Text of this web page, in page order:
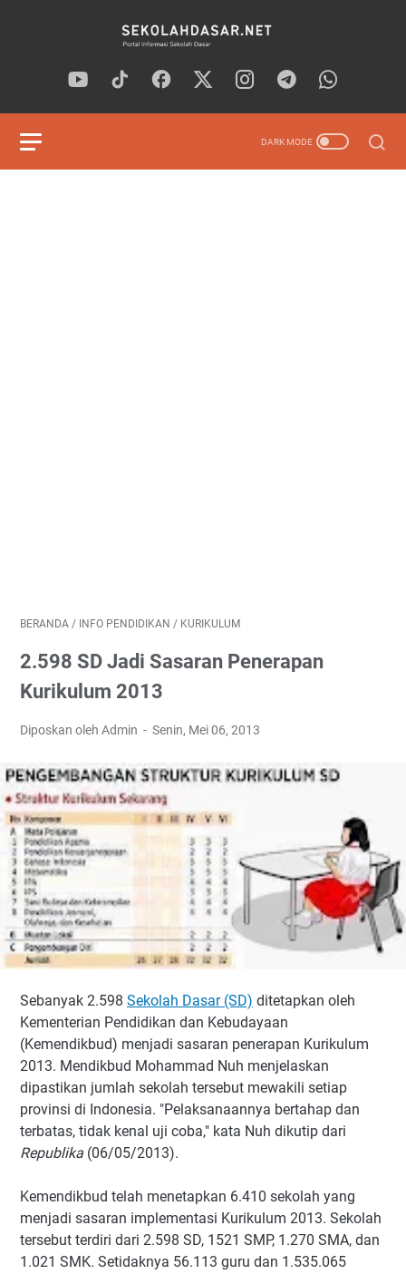
BERANDA / INFO PENDIDIKAN / KURIKULUM
2.598 SD Jadi Sasaran Penerapan
Kurikulum 2013
Diposkan oleh Admin Senin, Mei 06, 2013
Sebanyak 2.598 Sekolah Dasar (SD) ditetapkan oleh
Kementerian Pendidikan dan Kebudayaan
(Kemendikbud) menjadi sasaran penerapan Kurikulum
2013. Mendikbud Mohammad Nuh menjelaskan
dipastikan jumlah sekolah tersebut mewakili setiap
provinsi di Indonesia. "Pelaksanaannya bertahap dan
terbatas, tidak kenal uji coba," kata Nuh dikutip dari
Republika (06/05/2013).
Kemendikbud telah menetapkan 6.410 sekolah yang
menjadi sasaran implementasi Kurikulum 2013. Sekolah
tersebut terdiri dari 2.598 SD, 1521 SMP, 1.270 SMA, dan
1.021 SMK. Setidaknya 56.113 guru dan 1.535.065